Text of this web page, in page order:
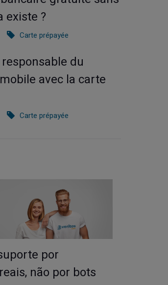
existe ?
Carte prépayée
du
avec la carte
Carte prépayée
por
não por bots